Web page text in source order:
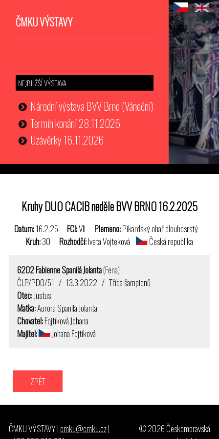
ČMKU VÝSTAVY
NEJBLIŽŠÍ VÝSTAVA
Národní výstava BVV Brno (Vánoční)
Termín konání 28.11.2026
Uzávěrky 16.11.2026
Kruhy DUO CACIB neděle BVV BRNO 16.2.2025
Datum:16.2.25 FCI:VII Plemeno:Pikardský ohař dlouhosrstý
Kruh:30 Rozhodčí:Iveta Vojteková Česká republika
6202 Fabienne Spanilá Jolanta(Fena)
ČLP/PDO/51 / 13.3.2022 / Třída šampionů
Otec:Justus
Matka:Aurora Spanilá Jolanta
Chovatel:Fojtíková Johana
Majitel:
Johana Fojtíková
ZPĚT
ČMKU VÝSTAVY |cmku@cmku.cz|
© 2026 Českomoravská